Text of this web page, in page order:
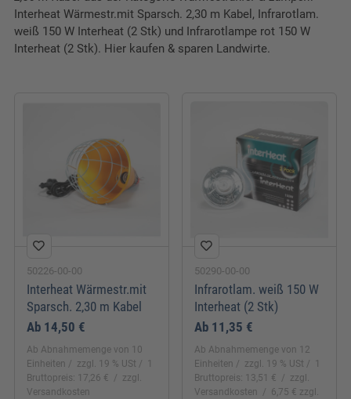
Interheat Wärmestr.mit Sparsch. 2,30 m Kabel, Infrarotlam.
weiß 150 W Interheat (2 Stk) und Infrarotlampe rot 150 W
Interheat (2 Stk). Hier kaufen & sparen Landwirte.
50226-00-00
Interheat Wärmestr.mit
Sparsch. 2,30 m Kabel
Ab 14,50 €
Ab Abnahmemenge von 10
Einheiten
zzgl. 19 % USt
1
Bruttopreis: 17,26 €
zzgl.
Versandkosten
50290-00-00
Infrarotlam. weiß 150 W
Interheat (2 Stk)
Ab 11,35 €
Ab Abnahmemenge von 12
Einheiten
zzgl. 19 % USt
1
Bruttopreis: 13,51 €
zzgl.
Versandkosten
6,75 € zzgl.